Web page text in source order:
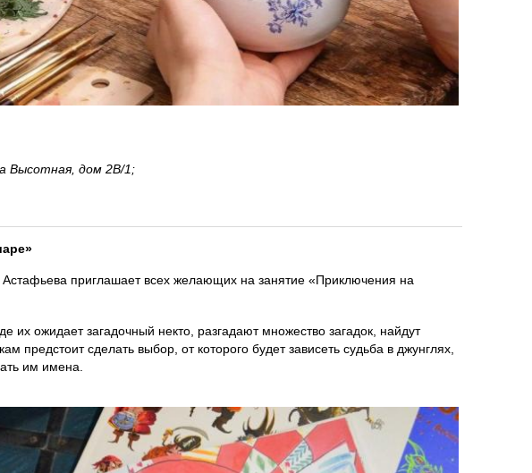
Высотная, дом 2В/1;
приглашает всех желающих на занятие «Приключения на
их ожидает загадочный некто, разгадают множество загадок, найдут
предстоит сделать выбор, от которого будет зависеть судьба в джунглях,
им имена.